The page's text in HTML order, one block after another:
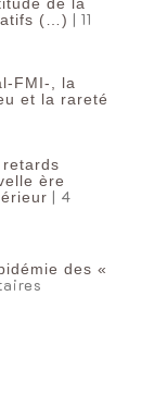
(…) | 11
FMI-, la
et la rareté
ère
| 4
des «